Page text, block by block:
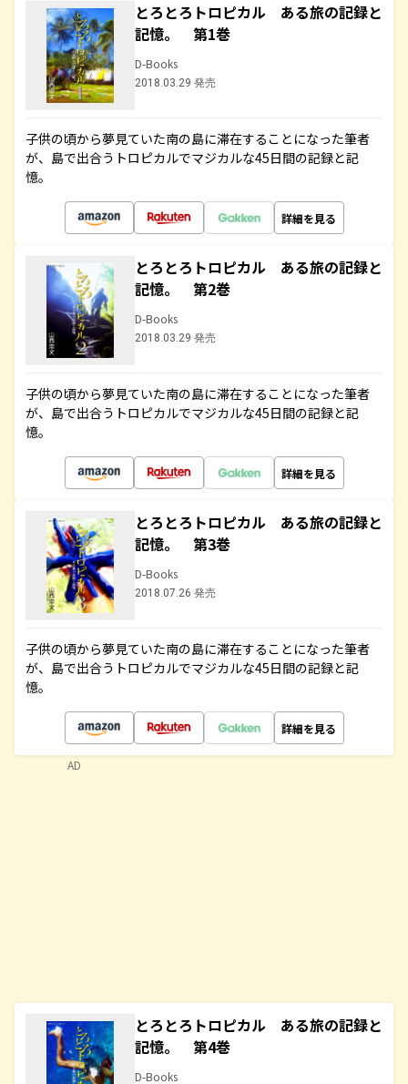
とろとろトロピカル ある旅の記録と
記憶。 第1巻
D-Books
2018.03.29 発売
子供の頃から夢見ていた南の島に滞在することになった筆者
が、島で出合うトロピカルでマジカルな45日間の記録と記
憶。
詳細を見る
とろとろトロピカル ある旅の記録と
記憶。 第2巻
D-Books
2018.03.29 発売
子供の頃から夢見ていた南の島に滞在することになった筆者
が、島で出合うトロピカルでマジカルな45日間の記録と記
憶。
詳細を見る
とろとろトロピカル ある旅の記録と
記憶。 第3巻
D-Books
2018.07.26 発売
子供の頃から夢見ていた南の島に滞在することになった筆者
が、島で出合うトロピカルでマジカルな45日間の記録と記
憶。
詳細を見る
とろとろトロピカル ある旅の記録と
記憶。 第4巻
D-Books
AD